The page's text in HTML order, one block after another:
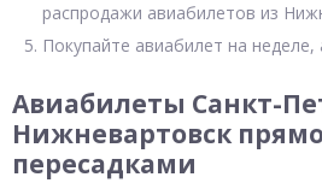
распродажи авиабилетов из
Покупайте авиабилет на
Авиабилеты Санкт-
Нижневартовск
пересадками